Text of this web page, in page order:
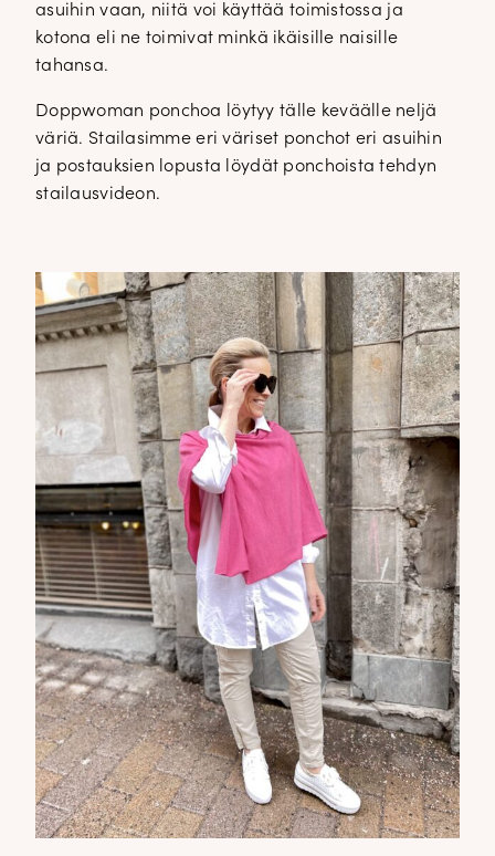
asuihin vaan, niitä voi käyttää toimistossa ja
kotona eli ne toimivat minkä ikäisille naisille
tahansa.
Doppwoman ponchoa löytyy tälle keväälle neljä
väriä. Stailasimme eri väriset ponchot eri asuihin
ja postauksien lopusta löydät ponchoista tehdyn
stailausvideon.